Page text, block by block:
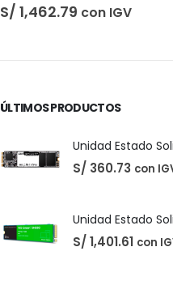
ÚLTIMOS PRODUCTOS
S/ 360.73 con
S/ 1,401.61 con